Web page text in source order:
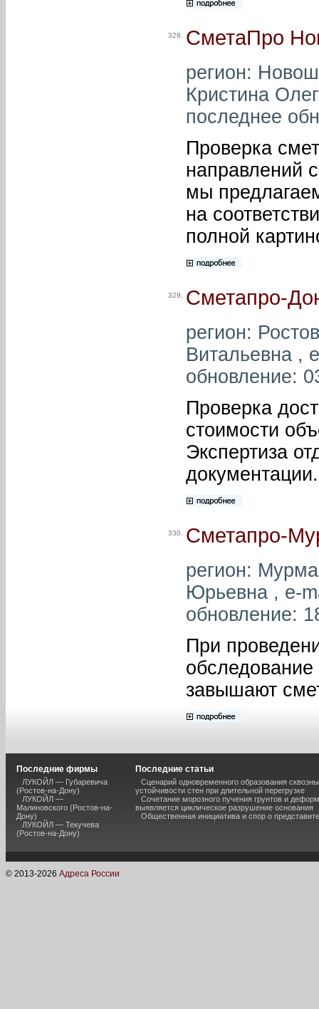
328. СметаПро
регион:
Кристина
последнее
Проверка
направлений
мы
на
полной
329. Сметапро-
регион:
Витальевна ,
обновление:
Проверка
стоимости
Экспертиза
документации.
330. Сметапро-
регион:
Юрьевна , e-
обновление:
При
завышают
Последние фирмы
ЛУКОЙЛ — Губаревича
(Ростов-на-Дону)
ЛУКОЙЛ —
Малиновского (Ростов-на-
Дону)
ЛУКОЙЛ — Текучева
(Ростов-на-Дону)
Последние статьи
Сценарий одновременного образования
устойчивости стен при длительной перегрузке
Сочетание морозного пучения грунтов и
выявляется циклическое разрушение основания
Общественная инициатива и спор о
© 2013-2026 Адреса России